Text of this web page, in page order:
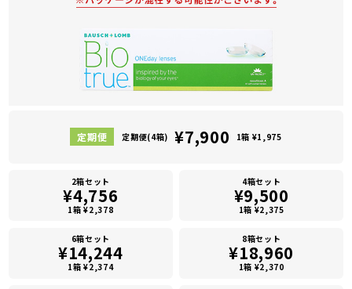
定期便(4箱) ¥7,900 1箱 ¥1,975
2箱セット
¥4,756
1箱 ¥2,378
4箱セット
¥9,500
1箱 ¥2,375
6箱セット
¥14,244
1箱 ¥2,374
8箱セット
¥18,960
1箱 ¥2,370